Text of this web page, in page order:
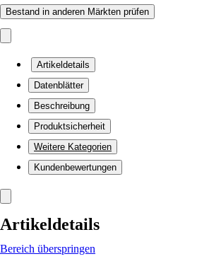
Bestand in anderen Märkten prüfen
Artikeldetails
Datenblätter
Beschreibung
Produktsicherheit
Weitere Kategorien
Kundenbewertungen
Artikeldetails
Bereich überspringen